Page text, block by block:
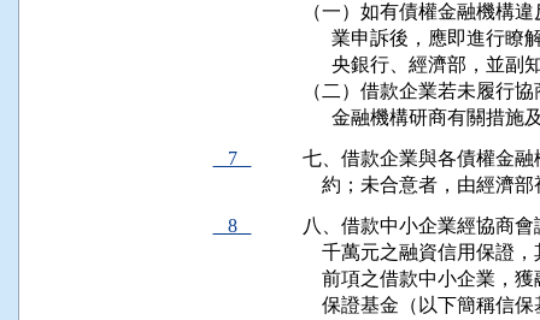
（一）如有債權金融機構
業申訴後，應即進行
央銀行、經濟部，並
（二）借款企業若未履行
金融機構研商有關措
7
七、借款企業與各債權金
約；未合意者，由經濟
8
八、借款中小企業經協商
千萬元之融資信用保證
前項之借款中小企業，
保證基金（以下簡稱信